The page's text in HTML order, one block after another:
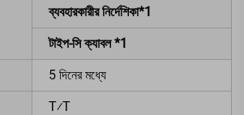
ব্যবহারকারীর নির্দেশিকা*1
টাইপ-সি ক্যাবল *1
5 দিনের মধ্যে
T⁄T